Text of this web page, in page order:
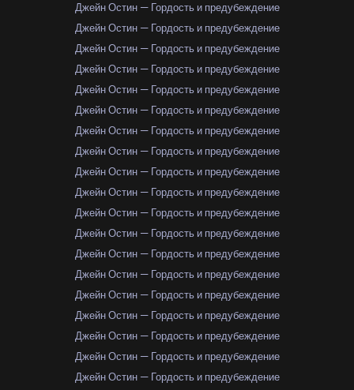
Джейн Остин — Гордость и предубеждение
Джейн Остин — Гордость и предубеждение
Джейн Остин — Гордость и предубеждение
Джейн Остин — Гордость и предубеждение
Джейн Остин — Гордость и предубеждение
Джейн Остин — Гордость и предубеждение
Джейн Остин — Гордость и предубеждение
Джейн Остин — Гордость и предубеждение
Джейн Остин — Гордость и предубеждение
Джейн Остин — Гордость и предубеждение
Джейн Остин — Гордость и предубеждение
Джейн Остин — Гордость и предубеждение
Джейн Остин — Гордость и предубеждение
Джейн Остин — Гордость и предубеждение
Джейн Остин — Гордость и предубеждение
Джейн Остин — Гордость и предубеждение
Джейн Остин — Гордость и предубеждение
Джейн Остин — Гордость и предубеждение
Джейн Остин — Гордость и предубеждение